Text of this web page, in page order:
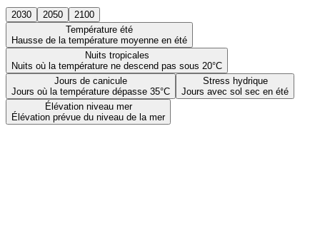
2030 2050
2100
Température été
Hausse de la température moyenne en été
Nuits tropicales
Nuits où la température ne descend pas sous 20°C
Jours de canicule
Jours où la température dépasse 35°C
Stress hydrique
Jours avec sol sec en été
Élévation niveau mer
Élévation prévue du niveau de la mer